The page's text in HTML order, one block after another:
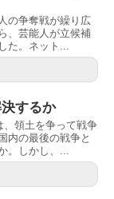
の争奪戦が繰り広
、芸能人が立候補
た。ネット...
するか
領土を争って戦争
内の最後の戦争と
。しかし、...